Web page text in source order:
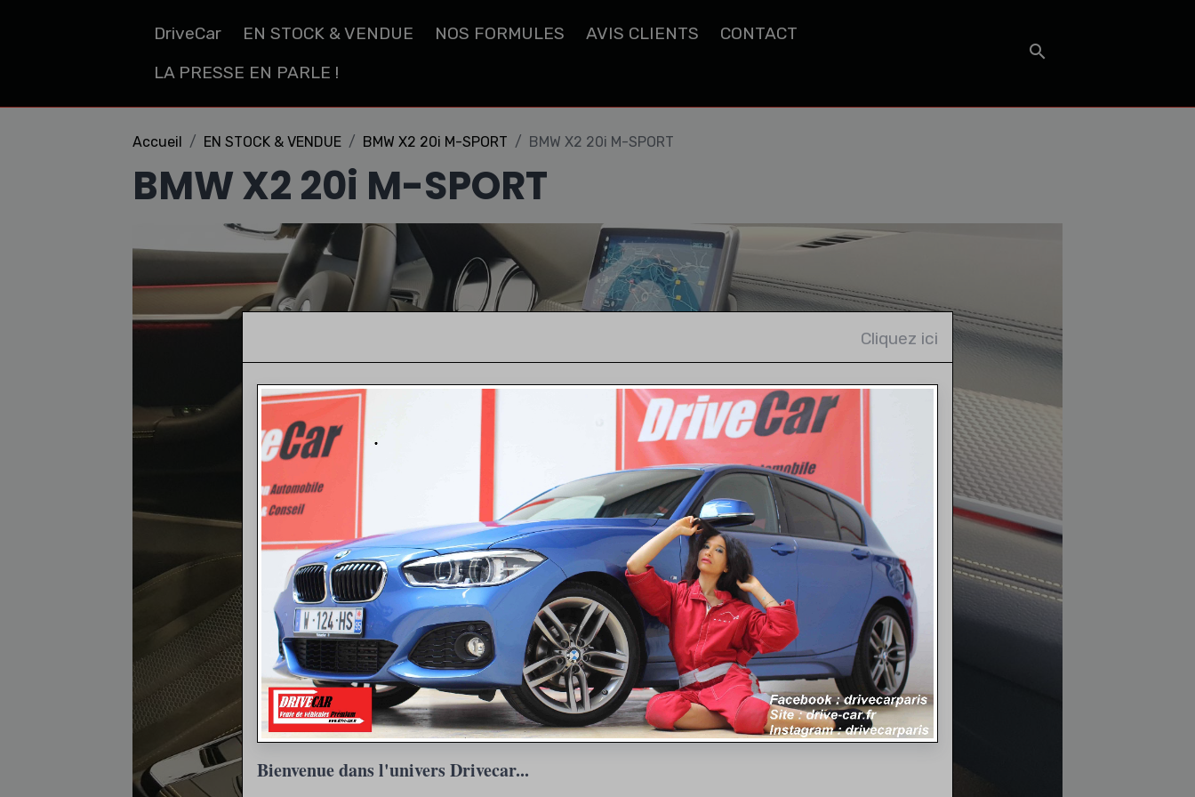
DriveCar EN STOCK & VENDUE NOS FORMULES AVIS CLIENTS
CONTACT
LA PRESSE EN PARLE !
Accueil EN STOCK & VENDUE BMW X2 20i M-SPORT BMW X2 20i M-SPORT
BMW X2 20i M-SPORT
Cliquez ici
Bienvenue dans l'univers Drivecar...